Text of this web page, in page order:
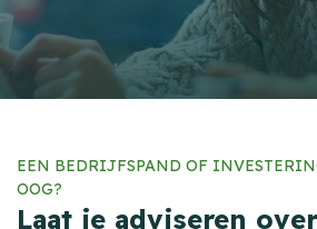
EEN BEDRIJFSPAND OF
OOG?
Laat je adviseren